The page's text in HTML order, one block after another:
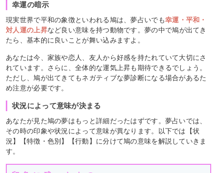
幸運の暗示
現実世界で平和の象徴といわれる鳩は、夢占いでも幸運・平和・
対人運の上昇など良い意味を持つ動物です。夢の中で鳩が出てき
たら、基本的に良いことが舞い込みますよ。
あなたは今、家族や恋人、友人から好感を持たれていて大切にさ
れています。さらに、全体的な運気上昇も期待できるでしょう。
ただし、鳩が出てきてもネガティブな夢診断になる場合があるた
め注意が必要です。
状況によって意味が決まる
あなたが見た鳩の夢はもっと詳細だったはずです。夢占いでは、
その時の印象や状況によって意味が異なります。以下では【状
況】【特徴・色別】【行動】に分けて鳩の意味を解説していきま
す。